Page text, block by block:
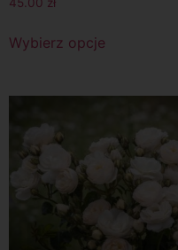
Wybierz opcje